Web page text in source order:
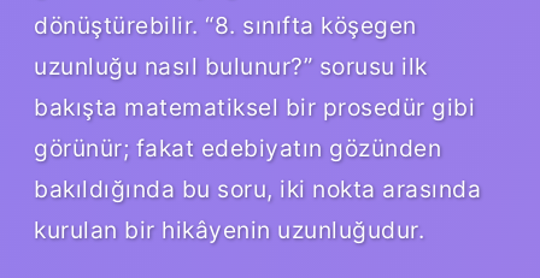
dönüştürebilir. “8. sınıfta köşegen
uzunluğu nasıl bulunur?” sorusu ilk
bakışta matematiksel bir prosedür gibi
görünür; fakat edebiyatın gözünden
bakıldığında bu soru, iki nokta arasında
kurulan bir hikâyenin uzunluğudur.